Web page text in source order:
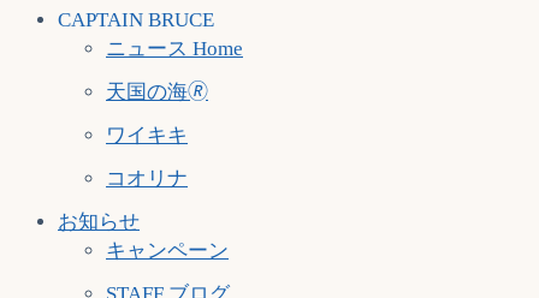
CAPTAIN BRUCE
ニュース Home
天国の海🄬
ワイキキ
コオリナ
お知らせ
キャンペーン
STAFF ブログ